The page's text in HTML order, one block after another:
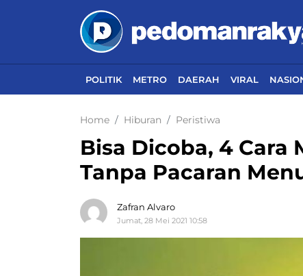
POLITIK METRO DAERAH VIRAL
Home Hiburan Peristiwa
Bisa Dicoba, 4
Tanpa Pacaran
Zafran Alvaro
Jumat, 28 Mei 2021 10:58